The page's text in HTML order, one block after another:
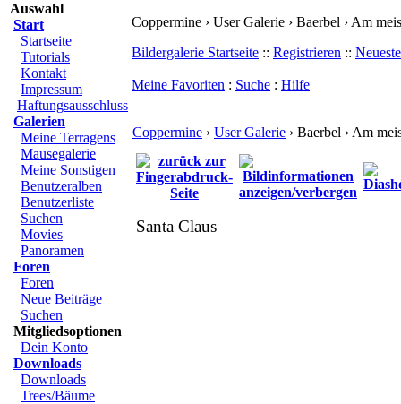
Auswahl
Start
Startseite
Tutorials
Kontakt
Impressum
Haftungsausschluss
Galerien
Meine Terragens
Mausegalerie
Meine Sonstigen
Benutzeralben
Benutzerliste
Suchen
Movies
Panoramen
Foren
Foren
Neue Beiträge
Suchen
Mitgliedsoptionen
Dein Konto
Downloads
Downloads
Trees/Bäume
Coppermine › User Galerie › Baerbel › Am
Bildergalerie Startseite :: Registrieren ::
Meine Favoriten : Suche : Hilfe
Coppermine › User Galerie › Baerbel › Am
Santa Claus